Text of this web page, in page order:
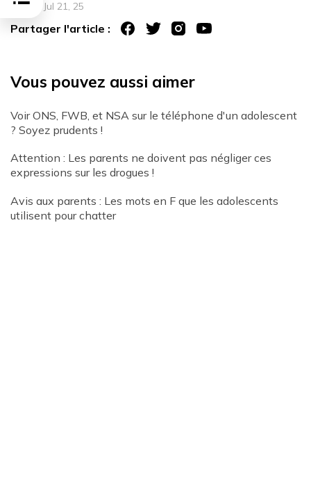
Jul 21, 25
Partager l'article :
Vous pouvez aussi aimer
Voir ONS, FWB, et NSA sur le téléphone d'un adolescent
? Soyez prudents !
Attention : Les parents ne doivent pas négliger ces
expressions sur les drogues !
Avis aux parents : Les mots en F que les adolescents
utilisent pour chatter